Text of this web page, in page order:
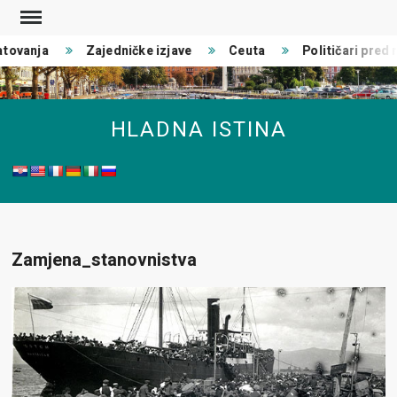
Skip
content
Zajedničke izjave Ceuta Političari pred
HLADNA ISTINA
Zamjena_stanovnistva